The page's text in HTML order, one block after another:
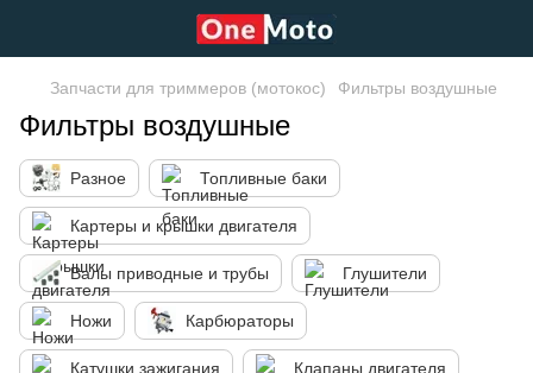
Запчасти для триммеров (мотокос) Фильтры воздушные
Фильтры воздушные
Разное Топливные баки
Картеры и крышки двигателя
Валы приводные и трубы Глушители
Ножи Карбюраторы
Катушки зажигания Клапаны двигателя